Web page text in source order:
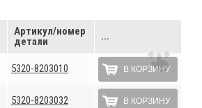
Артикул/номер
детали
...
5320-8203010 В КОРЗИНУ
5320-8203032 В КОРЗИНУ